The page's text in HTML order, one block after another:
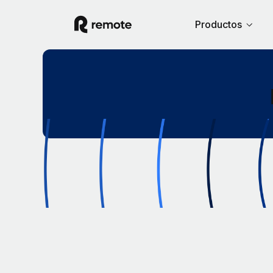
Productos